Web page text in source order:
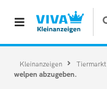
Kleinanzeigen Tiermarkt
welpen abzugeben.